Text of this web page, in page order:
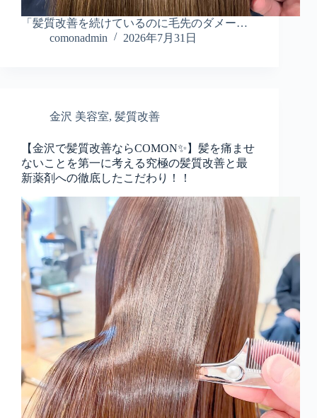
「髪質改善を続けているのに毛先のダメー…
comonadmin
2026年7月31日
金沢 美容室, 髪質改善
【金沢で髪質改善ならCOMON✨】髪を痛ませ
ないことを第一に考える究極の髪質改善と最
新薬剤への徹底したこだわり！！